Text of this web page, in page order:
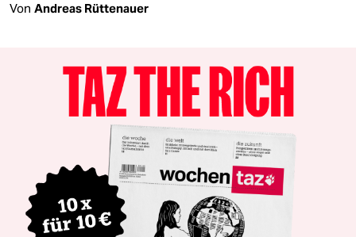
Von Andreas Rüttenauer